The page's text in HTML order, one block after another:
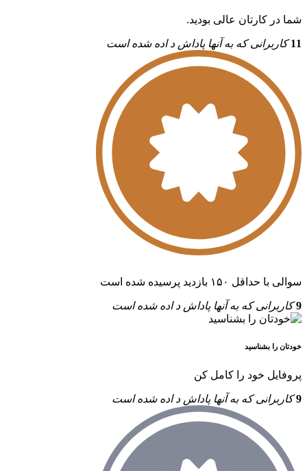
شما در کارتان عالی بودید.
11 کاربرانی که به آنها پاداش د اده شده است
سوالی با حداقل ۱۵۰ بازدید پرسیده شده است
9 کاربرانی که به آنها پاداش د اده شده است
خودتان را بشناسید
پروفایل خود را کامل کن
9 کاربرانی که به آنها پاداش د اده شده است